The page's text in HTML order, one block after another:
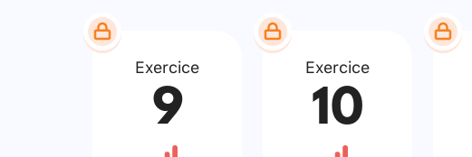
Exercice
9
Exercice
10